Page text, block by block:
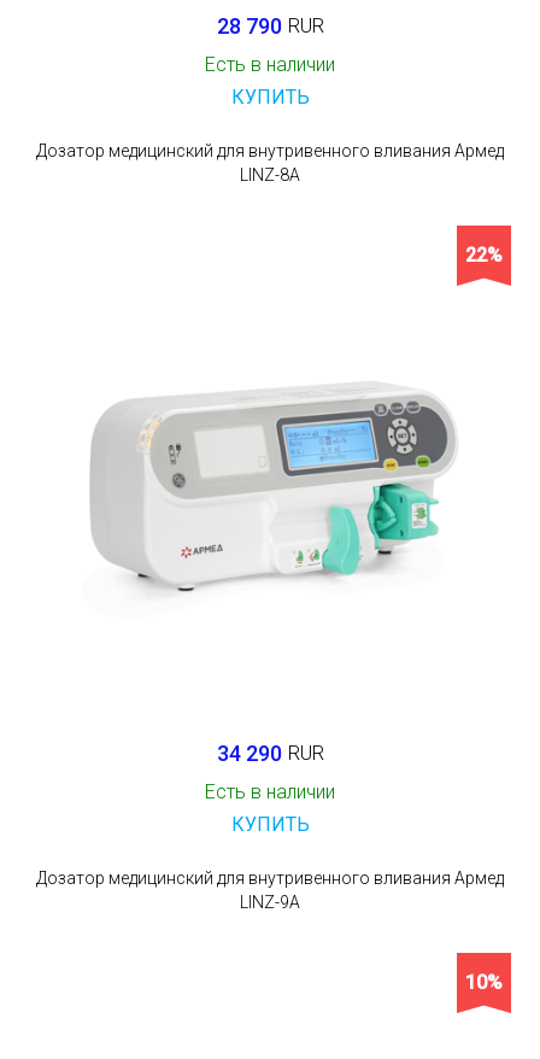
28 790 RUR
Есть в наличии
КУПИТЬ
Дозатор медицинский для внутривенного вливания Армед
LINZ-8A
22%
34 290 RUR
Есть в наличии
КУПИТЬ
Дозатор медицинский для внутривенного вливания Армед
LINZ-9A
10%